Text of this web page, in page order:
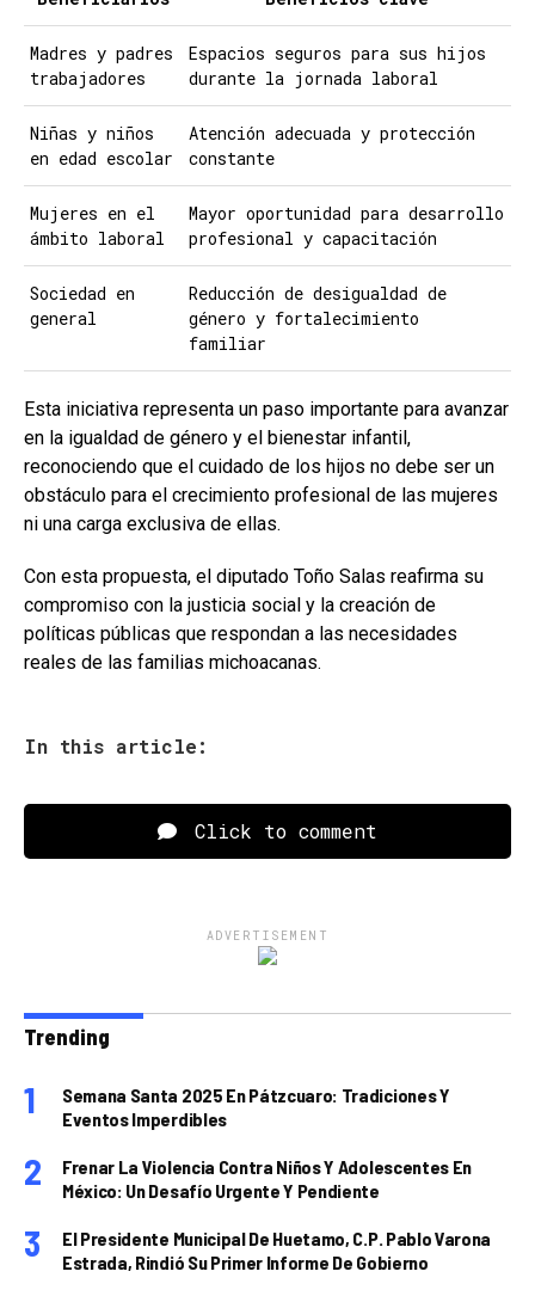
Madres y padres
trabajadores
Espacios seguros para sus hijos
durante la jornada laboral
Niñas y niños
en edad escolar
Atención adecuada y protección
constante
Mujeres en el
ámbito laboral
Mayor oportunidad para desarrollo
profesional y capacitación
Sociedad en
general
Reducción de desigualdad de
género y fortalecimiento
familiar
Esta iniciativa representa un paso importante para avanzar
en la igualdad de género y el bienestar infantil,
reconociendo que el cuidado de los hijos no debe ser un
obstáculo para el crecimiento profesional de las mujeres
ni una carga exclusiva de ellas.
Con esta propuesta, el diputado Toño Salas reafirma su
compromiso con la justicia social y la creación de
políticas públicas que respondan a las necesidades
reales de las familias michoacanas.
In this article:
Click to comment
ADVERTISEMENT
Trending
Semana Santa 2025 En Pátzcuaro: Tradiciones Y
Eventos Imperdibles
Frenar La Violencia Contra Niños Y Adolescentes En
México: Un Desafío Urgente Y Pendiente
El Presidente Municipal De Huetamo, C.P. Pablo Varona
Estrada, Rindió Su Primer Informe De Gobierno